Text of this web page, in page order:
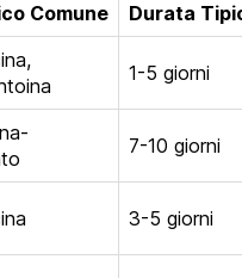
Comune Durata
1-5 giorni
7-10 giorni
3-5 giorni